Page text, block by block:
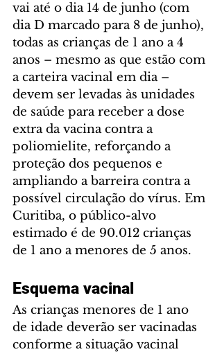
vai até o dia 14 de junho (com
dia D marcado para 8 de junho),
todas as crianças de 1 ano a 4
anos – mesmo as que estão com
a carteira vacinal em dia –
devem ser levadas às unidades
de saúde para receber a dose
extra da vacina contra a
poliomielite, reforçando a
proteção dos pequenos e
ampliando a barreira contra a
possível circulação do vírus. Em
Curitiba, o público-alvo
estimado é de 90.012 crianças
de 1 ano a menores de 5 anos.
Esquema vacinal
As crianças menores de 1 ano
de idade deverão ser vacinadas
conforme a situação vacinal